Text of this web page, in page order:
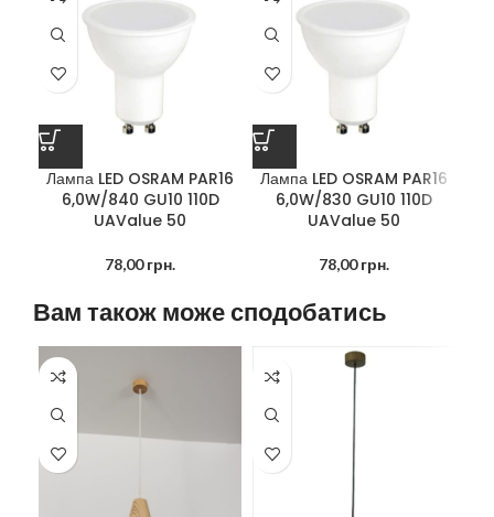
Лампа LED OSRAM PAR16
6,0W/840 GU10 110D
UAValue 50
78,00грн.
Лампа LED OSRAM PAR16
6,0W/830 GU10 110D
UAValue 50
78,00грн.
Вам також може сподобатись